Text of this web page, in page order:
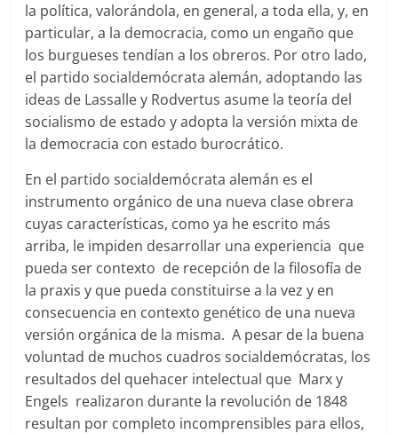
la política, valorándola, en general, a toda ella, y, en
particular, a la democracia, como un engaño que
los burgueses tendían a los obreros. Por otro lado,
el partido socialdemócrata alemán, adoptando las
ideas de Lassalle y Rodvertus asume la teoría del
socialismo de estado y adopta la versión mixta de
la democracia con estado burocrático.
En el partido socialdemócrata alemán es el
instrumento orgánico de una nueva clase obrera
cuyas características, como ya he escrito más
arriba, le impiden desarrollar una experiencia que
pueda ser contexto de recepción de la filosofía de
la praxis y que pueda constituirse a la vez y en
consecuencia en contexto genético de una nueva
versión orgánica de la misma. A pesar de la buena
voluntad de muchos cuadros socialdemócratas, los
resultados del quehacer intelectual que Marx y
Engels realizaron durante la revolución de 1848
resultan por completo incomprensibles para ellos,